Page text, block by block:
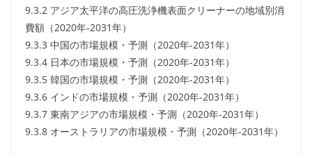
9.3.2 アジア太平洋の高圧洗浄機表面クリーナーの地域別消
費額（2020年-2031年）
9.3.3 中国の市場規模・予測（2020年-2031年）
9.3.4 日本の市場規模・予測（2020年-2031年）
9.3.5 韓国の市場規模・予測（2020年-2031年）
9.3.6 インドの市場規模・予測（2020年-2031年）
9.3.7 東南アジアの市場規模・予測（2020年-2031年）
9.3.8 オーストラリアの市場規模・予測（2020年-2031年）